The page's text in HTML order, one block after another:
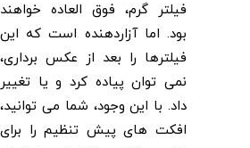
فیلتر گرم، فوق العاده خواهند
بود. اما آزاردهنده است که این
فیلترها را بعد از عکس برداری،
نمی توان پیاده کرد و یا تغییر
داد. با این وجود، شما می توانید،
افکت های پیش تنظیم را برای